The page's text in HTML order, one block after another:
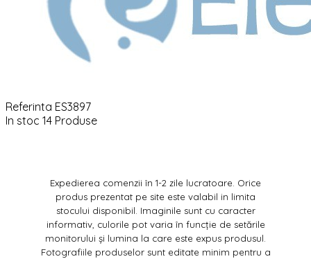
Referinta ES3897
In stoc 14 Produse
Expedierea comenzii în 1-2 zile lucratoare. Orice
produs prezentat pe site este valabil in limita
stocului disponibil. Imaginile sunt cu caracter
informativ, culorile pot varia în funcție de setările
monitorului și lumina la care este expus produsul.
Fotografiile produselor sunt editate minim pentru a